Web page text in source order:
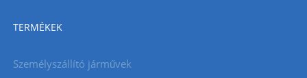
TERMÉKEK
Személyszállító járművek